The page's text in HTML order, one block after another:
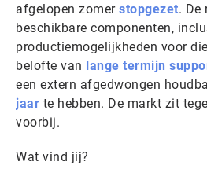
afgelopen zomer stopgezet. De
beschikbare componenten,
productiemogelijkheden voor
belofte van lange termijn
een extern afgedwongen
jaar te hebben. De markt zit
voorbij.
Wat vind jij?